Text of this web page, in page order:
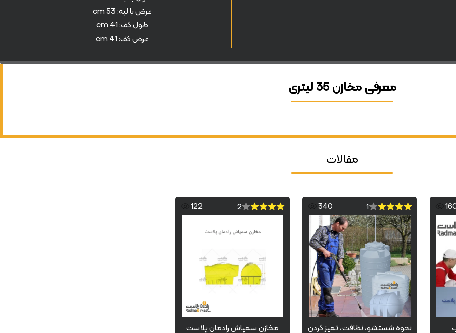
عرض با لبه: 53 cm
طول کف: 41 cm
عرض کف: 41 cm
معرفی مخازن 35 لیتری
مقالات
1
340
نحوه شستشو، نظافت، تمیز کردن
2
122
مخازن سمپاش رادمان پلاست